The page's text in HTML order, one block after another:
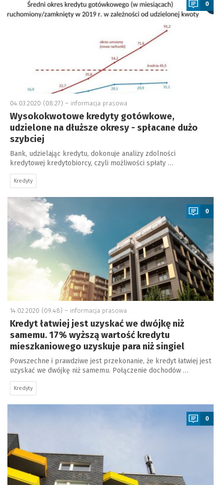
0
04.03.2020 (08:27) – informacja prasowa
Wysokokwotowe kredyty gotówkowe,
udzielone na dłuższe okresy - spłacane dużo
szybciej
Bank, udzielając kredytu, dokonuje analizy zdolności
kredytowej kredytobiorcy, czyli możliwości spłaty …
Kredyty
a
0
14.02.2020 (09:48) – informacja prasowa
Kredyt łatwiej jest uzyskać we dwójkę niż
samemu. 17% wyższą wartość kredytu
mieszkaniowego uzyskuje para niż singiel
Powszechne i prawdziwe jest przekonanie, że kredyt łatwiej jest
uzyskać we dwójkę niż samemu. Połączenie dochodów …
Kredyty
a
0